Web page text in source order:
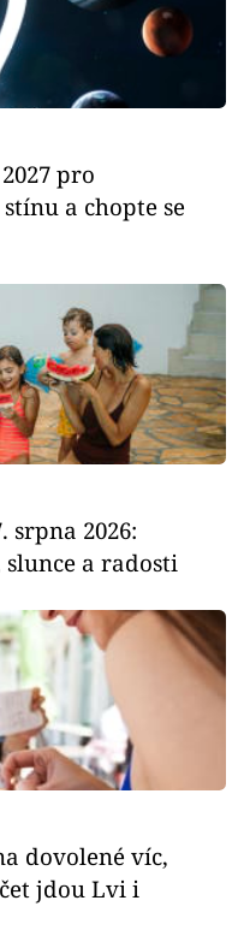
pro
a chopte se
srpna 2026:
a radosti
dovolené víc,
jdou Lvi i